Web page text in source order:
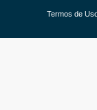
Termos de